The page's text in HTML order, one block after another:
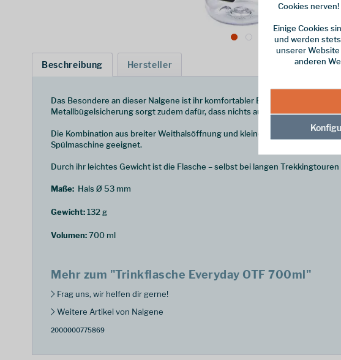
Beschreibung Hersteller
Das Besondere an dieser Nalgene ist ihr komfortabler Einhand-
Metallbügelsicherung sorgt zudem dafür, dass nichts auslaufen kann.
Die Kombination aus breiter Weithalsöffnung und kleiner Trinköffnung
Spülmaschine geeignet.
Durch ihr leichtes Gewicht ist die Flasche – selbst bei langen
Maße: Hals Ø 53 mm
Gewicht:132 g
Volumen:700 ml
Mehr zum "Trinkflasche Everyday OTF 700ml"
Frag uns, wir helfen dir gerne!
Weitere Artikel von Nalgene
2000000775869
Cookies
Einige Cookies
und werden
unserer
anderen